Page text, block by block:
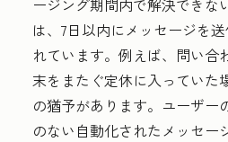
ージング期間内で解決できな
は、7日以内にメッセージを
れています。例えば、問い合
末をまたぐ定休に入っていた
の猶予があります。ユーザー
のない自動化されたメッセー